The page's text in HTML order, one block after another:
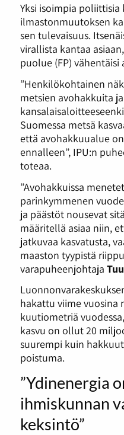
Yksi isoimpia poliittisia
ilmastonmuutoksen
sen tulevaisuus.
virallista kantaa
puolue (FP) vähentäisi
”Henkilökohtainen
metsien avohakkuita
Suomessa metsä
että avohakkuualue
ennalleen”, IPU:n
toteaa.
”Avohakkuissa
parinkymmenen
ja päästöt nousevat
määritellä asiaa niin,
jatkuvaa kasvatusta,
maaston tyypistä
varapuheenjohtaja
hakattu viime vuosina
kuutiometriä
kasvu on ollut 20
suurempi kuin
poistuma.
”Ydinenergia
ihmiskunnan
keksintö”